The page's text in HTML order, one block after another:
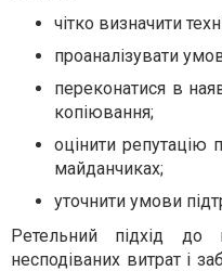
чітко визначити
проаналізувати
переконатися в
копіювання;
оцінити репутацію
майданчиках;
уточнити умови
Ретельний підхід до
несподіваних витрат і